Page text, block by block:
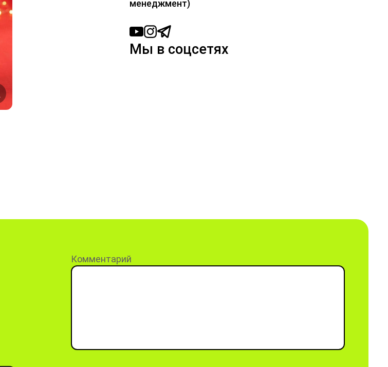
менеджмент)
Мы в соцсетях
Комментарий